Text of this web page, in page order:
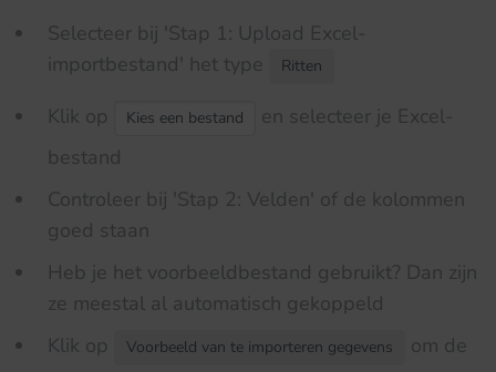
Selecteer bij 'Stap 1: Upload Excel-
importbestand' het type
Ritten
Klik op Kies een bestand
en selecteer je Excel-
bestand
Controleer bij 'Stap 2: Velden' of de kolommen
goed staan
Heb je het voorbeeldbestand gebruikt? Dan zijn
ze meestal al automatisch gekoppeld
Klik op
Voorbeeld van te importeren gegevens
om de